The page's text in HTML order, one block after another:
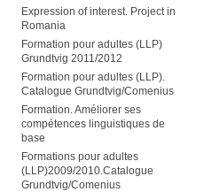
Expression of interest. Project in
Romania
Formation pour adultes (LLP)
Grundtvig 2011/2012
Formation pour adultes (LLP).
Catalogue Grundtvig/Comenius
Formation. Améliorer ses
compétences linguistiques de
base
Formations pour adultes
(LLP)2009/2010.Catalogue
Grundtvig/Comenius